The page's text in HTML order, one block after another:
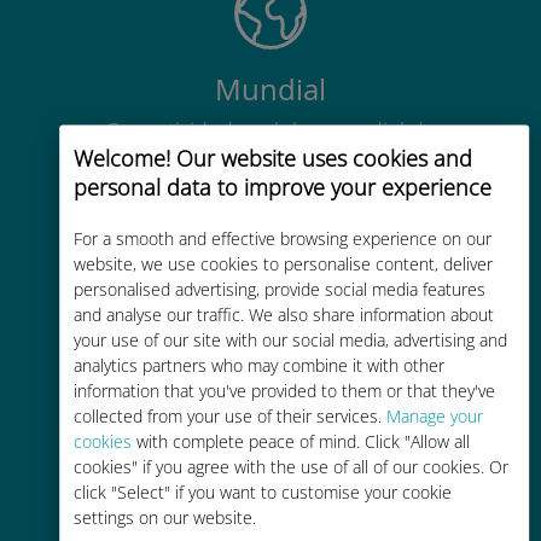
Welcome! Our website uses cookies and
personal data to improve your experience
For a smooth and effective browsing experience on our
website, we use cookies to personalise content, deliver
personalised advertising, provide social media features
and analyse our traffic. We also share information about
your use of our site with our social media, advertising and
analytics partners who may combine it with other
information that you've provided to them or that they've
collected from your use of their services. Manage your
cookies with complete peace of mind. Click "Allow all
cookies" if you agree with the use of all of our cookies. Or
click "Select" if you want to customise your cookie
settings on our website.
Mundial
Conectividade celular mundial de
alta qualidade em mais de 200
destinos
Custo-benefício
Até 90% mais barato do que as
tarifas de roaming de sua
operadora atual